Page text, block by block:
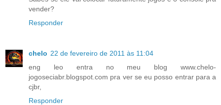
vender?
Responder
chelo 22 de fevereiro de 2011 às 11:04
eng leo entra no meu blog www.chelo-
jogoseciabr.blogspot.com pra ver se eu posso entrar para a
cjbr,
Responder